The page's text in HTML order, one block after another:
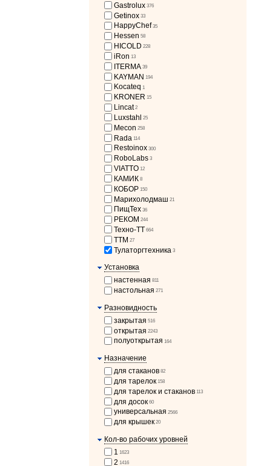
Gastrolux 376
Getinox 33
HappyChef 35
Hessen 58
HICOLD 228
iRon 13
ITERMA 39
KAYMAN 194
Kocateq 1
KRONER 15
Lincat 2
Luxstahl 25
Mecon 258
Rada 114
Restoinox 300
RoboLabs 3
VIATTO 12
КАМИК 8
КОБОР 150
Марихолодмаш 21
ПищТех 36
РЕКОМ 244
Техно-ТТ 664
ТТМ 27
Тулаторгтехника 3
Установка
настенная 811
настольная 271
Разновидность
закрытая 516
открытая 2243
полуоткрытая 164
Назначение
для стаканов 82
для тарелок 158
для тарелок и стаканов 113
для досок 60
универсальная 2566
для крышек 20
Кол-во рабочих уровней
1 1623
2 1416